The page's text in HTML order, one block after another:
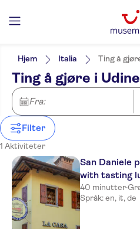
Filters
NO-PICKUP
Alternativer
Guidet rundtur
Måltid er inkludert
Elektronisk billett
Øyeblikkelig bekreftelse
Utflukter og dagsturer
Prøvesmaking
Aktivitetsspråk
Italian
Hjem Italia Ting å
Ting å gjøre i Udine
Fra:
Filter
1 Aktiviteter
San Daniele
with tasting
40 minutter·
Språk: en, it, de